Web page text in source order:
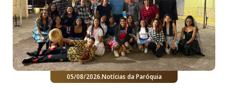
05/08/2026.Notícias da Paróquia